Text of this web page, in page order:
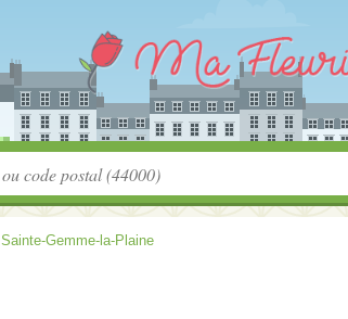
Sainte-Gemme-la-Plaine